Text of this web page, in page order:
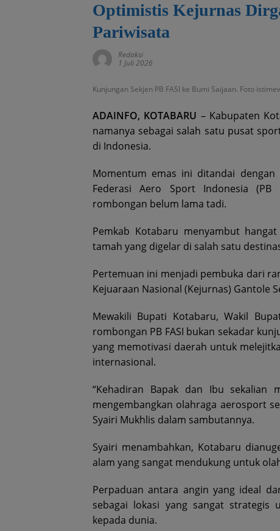
Optimistis Kejurnas
Pariwisata
Redaksi
1 Juli 2026
Kunjungan Sekjen PB FASI ke Bumi Saijaan. Foto
ADAINFO, KOTABARU – Kabupaten
namanya sebagai salah satu pusat
di Indonesia.
Momentum emas ini ditandai dengan
Federasi Aero Sport Indonesia (PB
rombongan belum lama tadi.
Pemkab Kotabaru menyambut
tamah yang digelar di salah satu
Pertemuan ini menjadi pembuka dari
Kejuaraan Nasional (Kejurnas) Gantole
Mewakili Bupati Kotabaru, Wakil
rombongan PB FASI bukan sekadar
yang memotivasi daerah untuk
internasional.
“Kehadiran Bapak dan Ibu
mengembangkan olahraga aerosport
Syairi Mukhlis dalam sambutannya.
Syairi menambahkan, Kotabaru
alam yang sangat mendukung untuk
Perpaduan antara angin yang ideal
sebagai lokasi yang sangat strategis
kepada dunia.